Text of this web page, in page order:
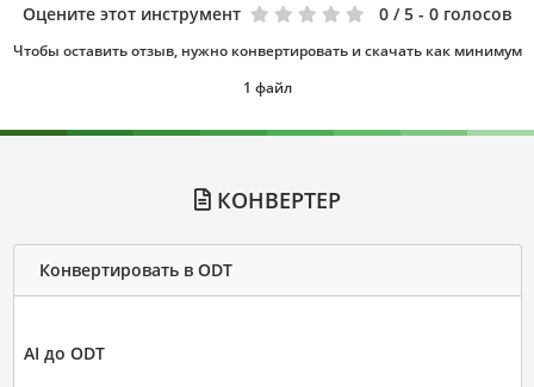
Оцените этот инструмент 0 / 5 - 0 голосов
Чтобы оставить отзыв, нужно конвертировать и скачать как минимум
1 файл
КОНВЕРТЕР
Конвертировать в ODT
AI до ODT